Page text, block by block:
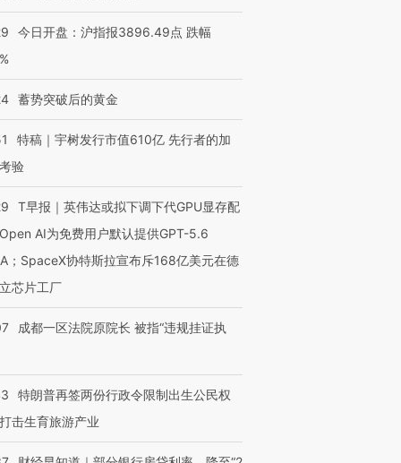
今日开盘：沪指报3896.49点 跌幅
蓄势突破后的黄金
特稿｜宇树发行市值610亿 先行者的加
验
T早报｜英伟达或拟下调下代GPU显存配
AI为免费用户默认提供GPT-5.6
；SpaceX协特斯拉宣布斥168亿美元在德
芯片工厂
成都一区法院原院长 被指“违规挂证执
特朗普再签两份行政令限制出生公民权
击生育旅游产业